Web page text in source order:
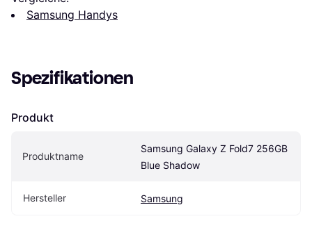
Samsung Handys
Spezifikationen
Produkt
Produktname
Samsung Galaxy Z Fold7 256GB
Blue Shadow
Hersteller Samsung